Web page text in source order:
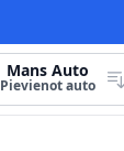
Mans Auto
Pievienot auto